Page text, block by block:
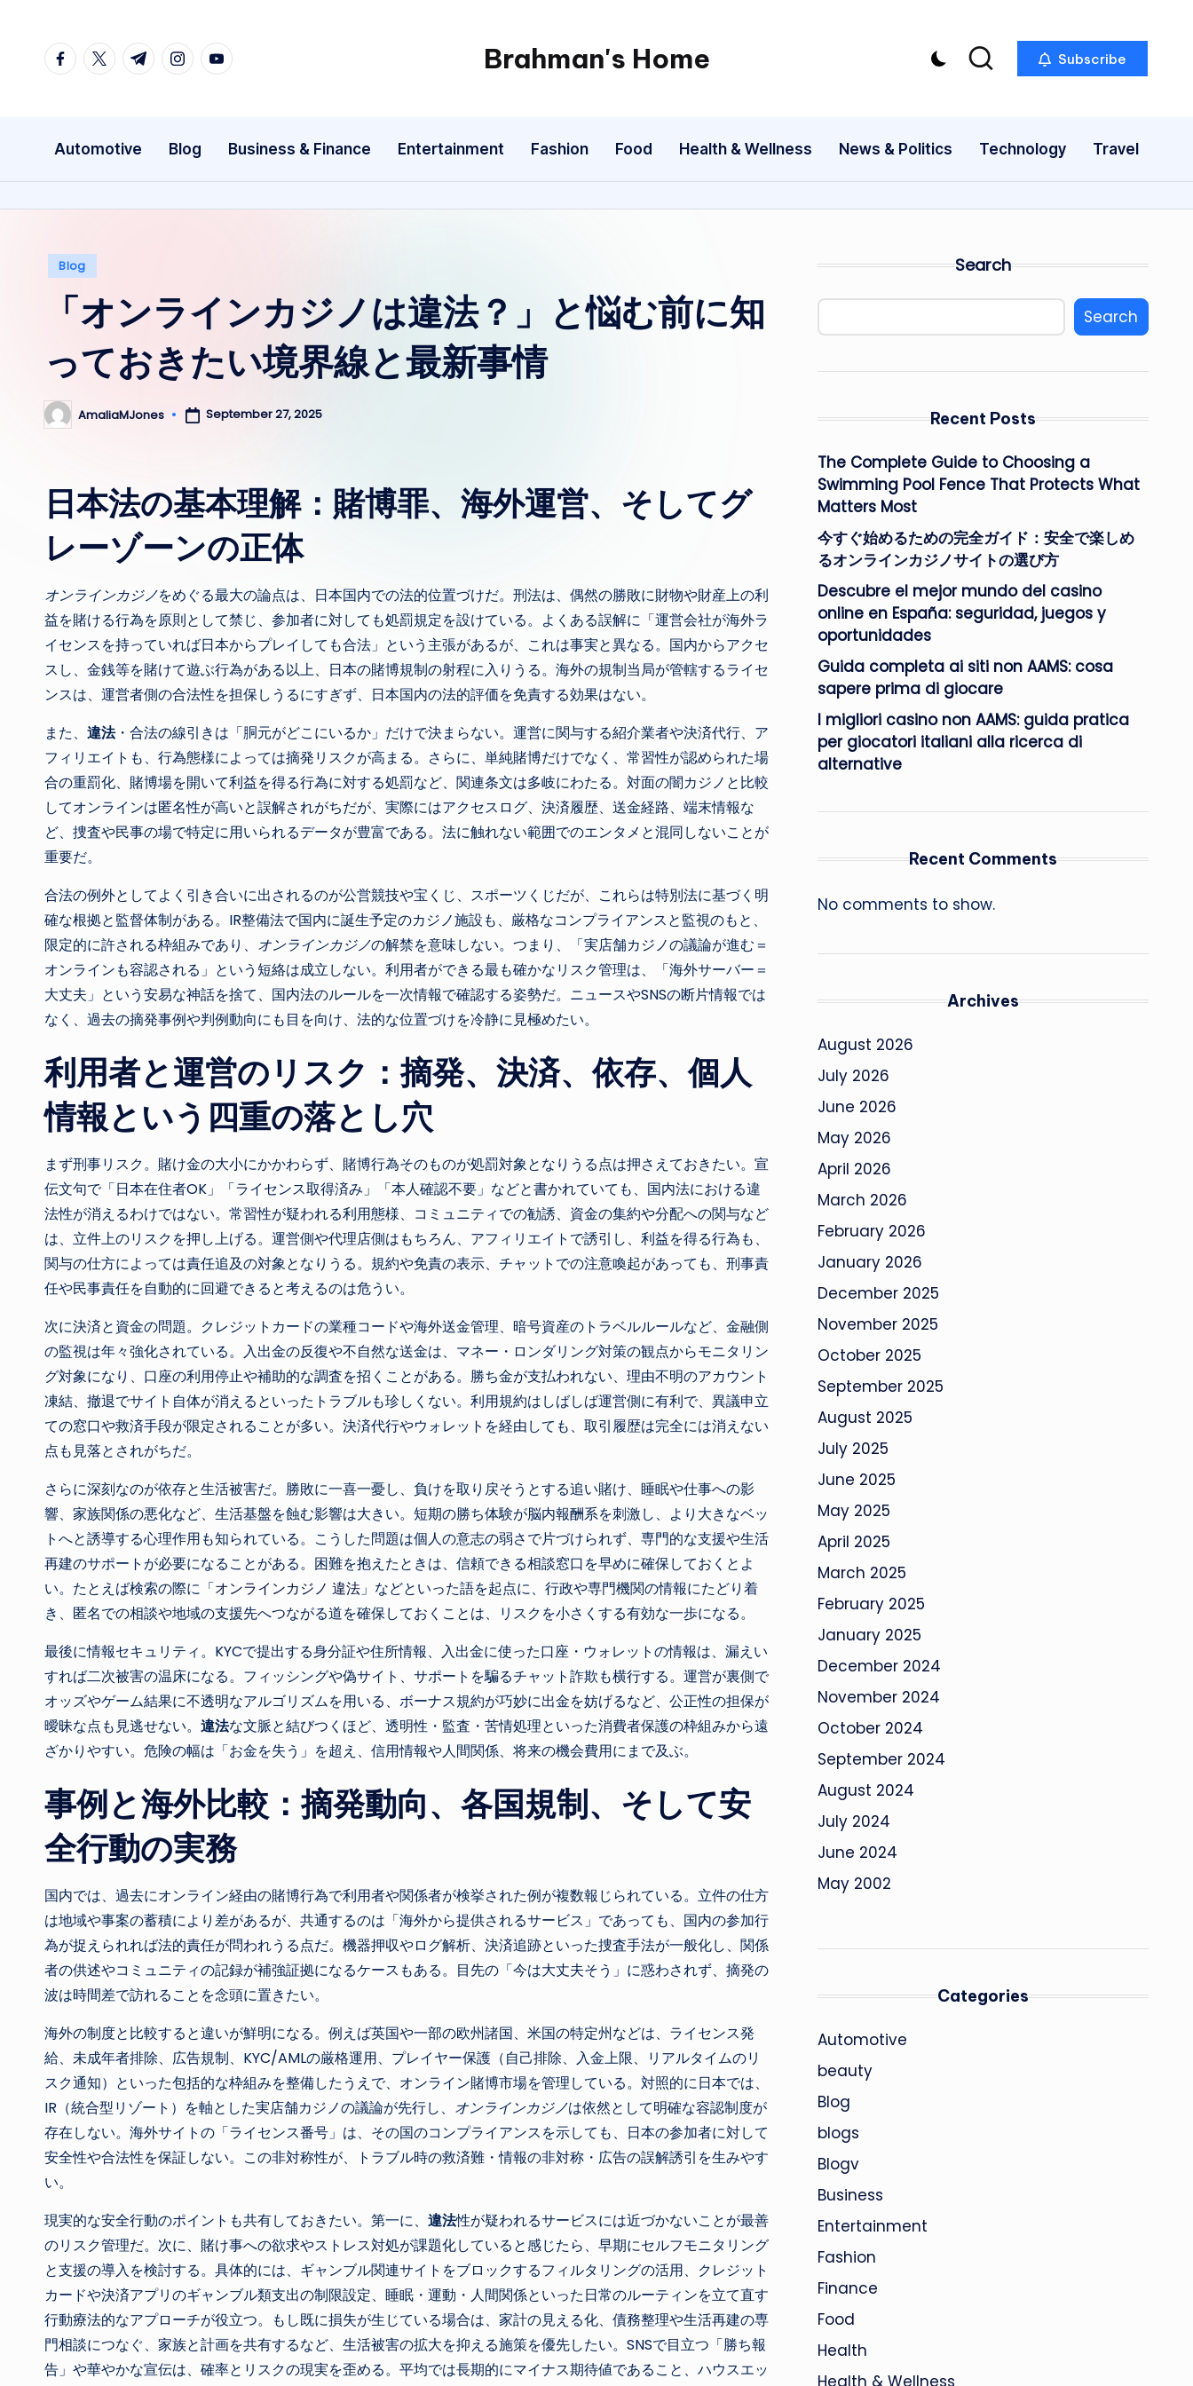
facebook.com
twitter.com
t.me instagram.com
youtube.com Brahman's Home
Spiritual
exploring
it
Subscribe
Automotive Blog Business & Finance Entertainment Fashion Food Health & Wellness News & Politics Technology Travel
Posted
Blog
「オンラインカジノは違法？」と悩む前に知
っておきたい境界線と最新事情
Posted
by
AmaliaMJones September 27, 2025
日本法の基本理解：賭博罪、海外運営、そしてグ
レーゾーンの正体
オンラインカジノをめぐる最大の論点は、日本国内での法的位置づけだ。刑法は、偶然の勝敗に財物や財産上の利
益を賭ける行為を原則として禁じ、参加者に対しても処罰規定を設けている。よくある誤解に「運営会社が海外ラ
イセンスを持っていれば日本からプレイしても合法」という主張があるが、これは事実と異なる。国内からアクセ
スし、金銭等を賭けて遊ぶ行為がある以上、日本の賭博規制の射程に入りうる。海外の規制当局が管轄するライセ
ンスは、運営者側の合法性を担保しうるにすぎず、日本国内の法的評価を免責する効果はない。
また、 違法・合法の線引きは「胴元がどこにいるか」だけで決まらない。運営に関与する紹介業者や決済代行、ア
フィリエイトも、行為態様によっては摘発リスクが高まる。さらに、単純賭博だけでなく、常習性が認められた場
合の重罰化、賭博場を開いて利益を得る行為に対する処罰など、関連条文は多岐にわたる。対面の闇カジノと比較
してオンラインは匿名性が高いと誤解されがちだが、実際にはアクセスログ、決済履歴、送金経路、端末情報な
ど、捜査や民事の場で特定に用いられるデータが豊富である。法に触れない範囲でのエンタメと混同しないことが
重要だ。
合法の例外としてよく引き合いに出されるのが公営競技や宝くじ、スポーツくじだが、これらは特別法に基づく明
確な根拠と監督体制がある。IR整備法で国内に誕生予定のカジノ施設も、厳格なコンプライアンスと監視のもと、
限定的に許される枠組みであり、 オンラインカジノの解禁を意味しない。つまり、「実店舗カジノの議論が進む＝
オンラインも容認される」という短絡は成立しない。利用者ができる最も確かなリスク管理は、「海外サーバー＝
大丈夫」という安易な神話を捨て、国内法のルールを一次情報で確認する姿勢だ。ニュースやSNSの断片情報では
なく、過去の摘発事例や判例動向にも目を向け、法的な位置づけを冷静に見極めたい。
利用者と運営のリスク：摘発、決済、依存、個人
情報という四重の落とし穴
まず刑事リスク。賭け金の大小にかかわらず、賭博行為そのものが処罰対象となりうる点は押さえておきたい。宣
伝文句で「日本在住者OK」「ライセンス取得済み」「本人確認不要」などと書かれていても、国内法における違
法性が消えるわけではない。常習性が疑われる利用態様、コミュニティでの勧誘、資金の集約や分配への関与など
は、立件上のリスクを押し上げる。運営側や代理店側はもちろん、アフィリエイトで誘引し、利益を得る行為も、
関与の仕方によっては責任追及の対象となりうる。規約や免責の表示、チャットでの注意喚起があっても、刑事責
任や民事責任を自動的に回避できると考えるのは危うい。
次に決済と資金の問題。クレジットカードの業種コードや海外送金管理、暗号資産のトラベルルールなど、金融側
の監視は年々強化されている。入出金の反復や不自然な送金は、マネー・ロンダリング対策の観点からモニタリン
グ対象になり、口座の利用停止や補助的な調査を招くことがある。勝ち金が支払われない、理由不明のアカウント
凍結、撤退でサイト自体が消えるといったトラブルも珍しくない。利用規約はしばしば運営側に有利で、異議申立
ての窓口や救済手段が限定されることが多い。決済代行やウォレットを経由しても、取引履歴は完全には消えない
点も見落とされがちだ。
さらに深刻なのが依存と生活被害だ。勝敗に一喜一憂し、負けを取り戻そうとする追い賭け、睡眠や仕事への影
響、家族関係の悪化など、生活基盤を蝕む影響は大きい。短期の勝ち体験が脳内報酬系を刺激し、より大きなベッ
トへと誘導する心理作用も知られている。こうした問題は個人の意志の弱さで片づけられず、専門的な支援や生活
再建のサポートが必要になることがある。困難を抱えたときは、信頼できる相談窓口を早めに確保しておくとよ
い。たとえば検索の際に「オンラインカジノ 違法」などといった語を起点に、行政や専門機関の情報にたどり着
き、匿名での相談や地域の支援先へつながる道を確保しておくことは、リスクを小さくする有効な一歩になる。
最後に情報セキュリティ。KYCで提出する身分証や住所情報、入出金に使った口座・ウォレットの情報は、漏えい
すれば二次被害の温床になる。フィッシングや偽サイト、サポートを騙るチャット詐欺も横行する。運営が裏側で
オッズやゲーム結果に不透明なアルゴリズムを用いる、ボーナス規約が巧妙に出金を妨げるなど、公正性の担保が
曖昧な点も見逃せない。 違法な文脈と結びつくほど、透明性・監査・苦情処理といった消費者保護の枠組みから遠
ざかりやすい。危険の幅は「お金を失う」を超え、信用情報や人間関係、将来の機会費用にまで及ぶ。
事例と海外比較：摘発動向、各国規制、そして安
全行動の実務
国内では、過去にオンライン経由の賭博行為で利用者や関係者が検挙された例が複数報じられている。立件の仕方
は地域や事案の蓄積により差があるが、共通するのは「海外から提供されるサービス」であっても、国内の参加行
為が捉えられれば法的責任が問われうる点だ。機器押収やログ解析、決済追跡といった捜査手法が一般化し、関係
者の供述やコミュニティの記録が補強証拠になるケースもある。目先の「今は大丈夫そう」に惑わされず、摘発の
波は時間差で訪れることを念頭に置きたい。
海外の制度と比較すると違いが鮮明になる。例えば英国や一部の欧州諸国、米国の特定州などは、ライセンス発
給、未成年者排除、広告規制、KYC/AMLの厳格運用、プレイヤー保護（自己排除、入金上限、リアルタイムのリ
スク通知）といった包括的な枠組みを整備したうえで、オンライン賭博市場を管理している。対照的に日本では、
IR（統合型リゾート）を軸とした実店舗カジノの議論が先行し、 オンラインカジノは依然として明確な容認制度が
存在しない。海外サイトの「ライセンス番号」は、その国のコンプライアンスを示しても、日本の参加者に対して
安全性や合法性を保証しない。この非対称性が、トラブル時の救済難・情報の非対称・広告の誤解誘引を生みやす
い。
現実的な安全行動のポイントも共有しておきたい。第一に、 違法性が疑われるサービスには近づかないことが最善
のリスク管理だ。次に、賭け事への欲求やストレス対処が課題化していると感じたら、早期にセルフモニタリング
と支援の導入を検討する。具体的には、ギャンブル関連サイトをブロックするフィルタリングの活用、クレジット
カードや決済アプリのギャンブル類支出の制限設定、睡眠・運動・人間関係といった日常のルーティンを立て直す
行動療法的なアプローチが役立つ。もし既に損失が生じている場合は、家計の見える化、債務整理や生活再建の専
門相談につなぐ、家族と計画を共有するなど、生活被害の拡大を抑える施策を優先したい。SNSで目立つ「勝ち報
告」や華やかな宣伝は、確率とリスクの現実を歪める。平均では長期的にマイナス期待値であること、ハウスエッ
Search
Search
Recent Posts
The Complete Guide to Choosing a
Swimming Pool Fence That Protects What
Matters Most
今すぐ始めるための完全ガイド：安全で楽しめ
るオンラインカジノサイトの選び方
Descubre el mejor mundo del casino
online en España: seguridad, juegos y
oportunidades
Guida completa ai siti non AAMS: cosa
sapere prima di giocare
I migliori casino non AAMS: guida pratica
per giocatori italiani alla ricerca di
alternative
Recent Comments
No comments to show.
Archives
August 2026
July 2026
June 2026
May 2026
April 2026
March 2026
February 2026
January 2026
December 2025
November 2025
October 2025
September 2025
August 2025
July 2025
June 2025
May 2025
April 2025
March 2025
February 2025
January 2025
December 2024
November 2024
October 2024
September 2024
August 2024
July 2024
June 2024
May 2002
Categories
Automotive
beauty
Blog
blogs
Blogv
Business
Entertainment
Fashion
Finance
Food
Health
Health & Wellness